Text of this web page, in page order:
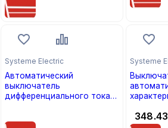
Systeme Electric
Автоматический
выключатель
дифференциального тока
Systeme
348.43